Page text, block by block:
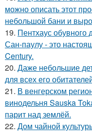
можно описать этот
небольшой бани и
19. Пентхаус
Сан-паулу - это
Century.
20. Даже небольшие
для всех его
21. В венгерском
винодельня Sauska
парит над землёй.
22. Дом чайной